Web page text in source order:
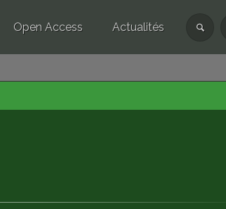
Open Access Actualités